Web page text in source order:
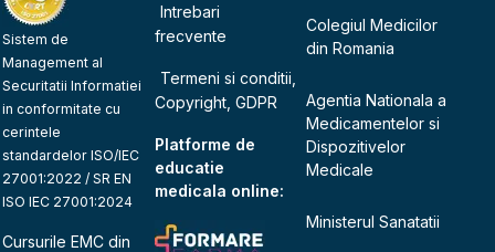
Sistem de
Management al
Securitatii Informatiei
in conformitate cu
cerintele
standardelor ISO/IEC
27001:2022 / SR EN
ISO IEC 27001:2024
Cursurile EMC din
Intrebari
frecvente
Termeni si conditii,
Copyright, GDPR
Platforme de
educatie
medicala online:
Colegiul Medicilor
din Romania
Agentia Nationala a
Medicamentelor si
Dispozitivelor
Medicale
Ministerul Sanatatii